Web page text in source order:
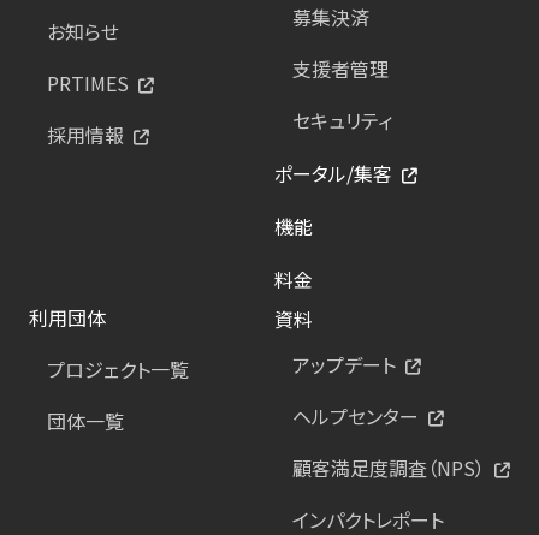
お知らせ
PRTIMES
採用情報
募集決済
支援者管理
セキュリティ
ポータル/集客
機能
料金
利用団体
プロジェクト一覧
団体一覧
資料
アップデート
ヘルプセンター
顧客満足度調査（NPS）
インパクトレポート